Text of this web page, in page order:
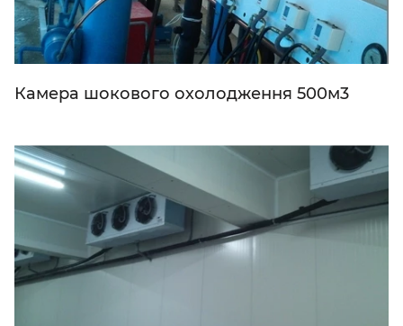
Камера шокового охолодження 500м3